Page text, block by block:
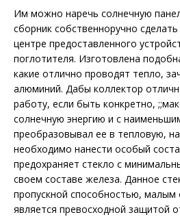
Им можно наречь солнечную
сборник собственноручно
центре предоставленного
поглотителя. Изготовлена
какие отлично проводят тепло,
алюминий. Дабы коллектор
работу, если быть конкретно,
солнечную энергию и с
преобразовывал ее в тепловую,
необходимо нанести особый
предохраняет стекло с
своем составе железа. Данное
пропускной способностью, малым
является превосходной защитой